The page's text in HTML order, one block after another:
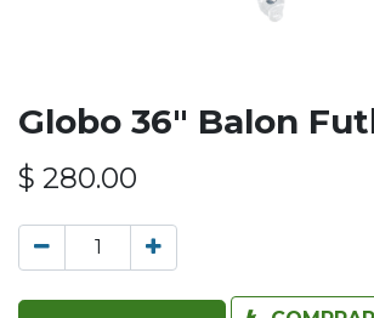
Globo 36" Balon
$ 280.00